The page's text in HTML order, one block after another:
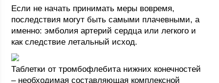
Если не начать принимать меры вовремя,
последствия могут быть самыми плачевными, а
именно: эмболия артерий сердца или легкого и
как следствие летальный исход.
Таблетки от тромбофлебита нижних конечностей
– необходимая составляющая комплексной